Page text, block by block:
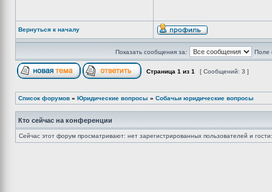
Вернуться к началу
Показать сообщения за: Поле
Страница 1 из 1 [ Сообщений: 3 ]
Список форумов » Юридические вопросы » Собачьи юридические вопросы
Кто сейчас на конференции
Сейчас этот форум просматривают: нет зарегистрированных пользователей и